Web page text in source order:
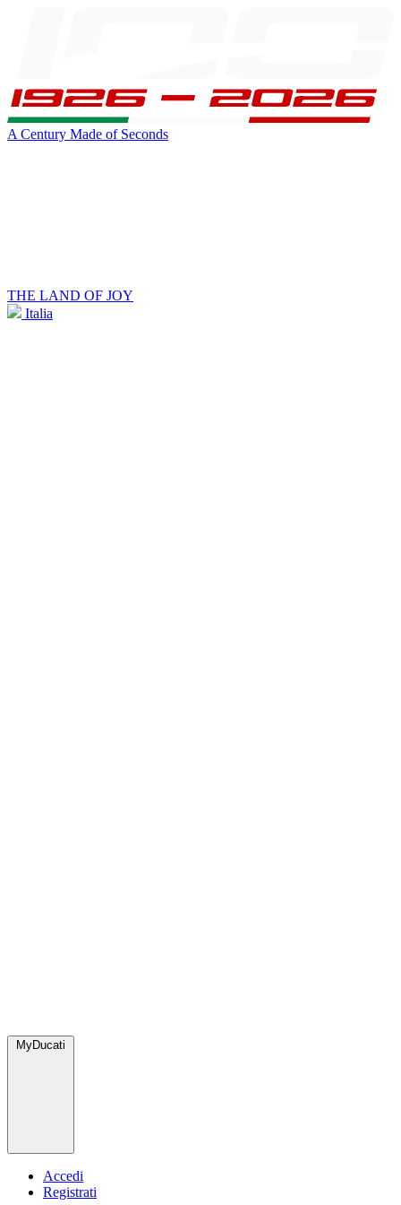
A Century Made of Seconds
THE LAND OF JOY
Italia
MyDucati
Accedi
Registrati